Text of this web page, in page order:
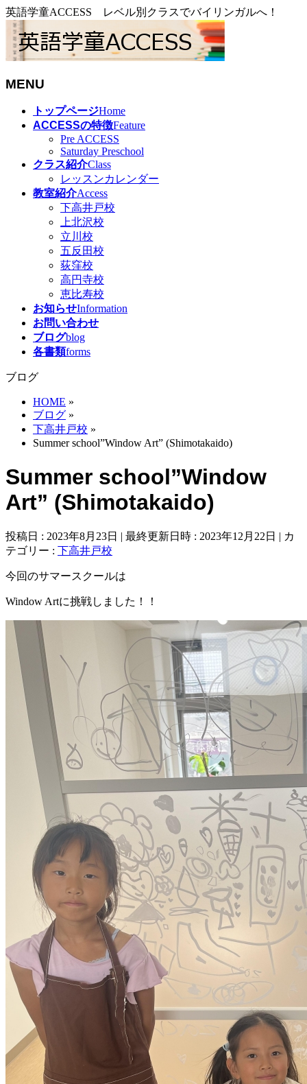
英語学童ACCESS レベル別クラスでバイリンガルへ！
MENU
トップページHome
ACCESSの特徴Feature
Pre ACCESS
Saturday Preschool
クラス紹介Class
レッスンカレンダー
教室紹介Access
下高井戸校
上北沢校
立川校
五反田校
荻窪校
高円寺校
恵比寿校
お知らせInformation
お問い合わせ
ブログblog
各書類forms
ブログ
HOME »
ブログ »
下高井戸校 »
Summer school”Window Art” (Shimotakaido)
Summer school”Window
Art” (Shimotakaido)
投稿日 : 2023年8月23日 最終更新日時 : 2023年12月22日
カ
テゴリー : 下高井戸校
今回のサマースクールは
Window Artに挑戦しました！！